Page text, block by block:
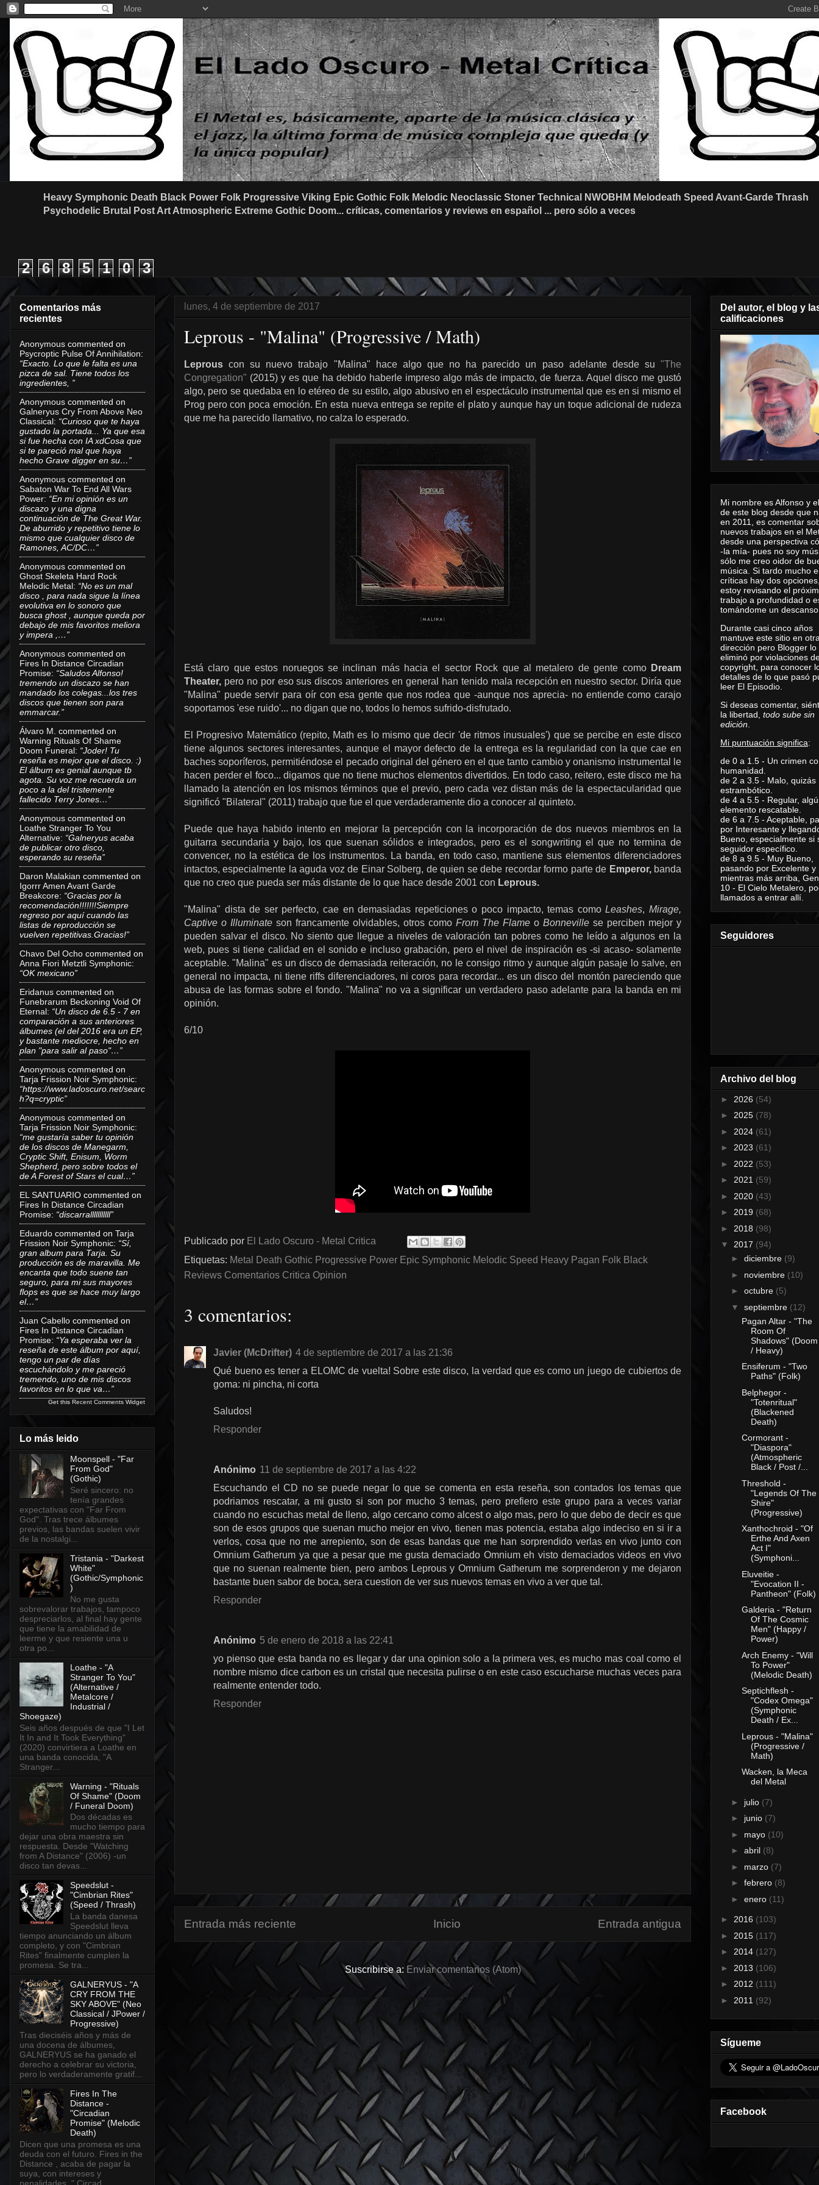
Heavy Symphonic Death Black Power Folk Progressive Viking Epic Gothic Folk Melodic Neoclassic Stoner Technical NWOBHM Melodeath Speed Avant-Garde Thrash
Psychodelic Brutal Post Art Atmospheric Extreme Gothic Doom... críticas, comentarios y reviews en español ... pero sólo a veces
2 6 8 5 1 0 3
lunes, 4 de septiembre de 2017
Leprous - "Malina" (Progressive / Math)
Leprous con su nuevo trabajo "Malina" hace algo que no ha parecido un paso adelante desde su "The
Congregation" (2015) y es que ha debido haberle impreso algo más de impacto, de fuerza. Aquel disco me gustó
algo, pero se quedaba en lo etéreo de su estilo, algo abusivo en el espectáculo instrumental que es en si mismo el
Prog pero con poca emoción. En esta nueva entrega se repite el plato y aunque hay un toque adicional de rudeza
que me ha parecido llamativo, no calza lo esperado.
Está claro que estos noruegos se inclinan más hacia el sector Rock que al metalero de gente como Dream
Theater, pero no por eso sus discos anteriores en general han tenido mala recepción en nuestro sector. Diría que
"Malina" puede servir para oír con esa gente que nos rodea que -aunque nos aprecia- no entiende como carajo
soportamos 'ese ruido'... no digan que no, todos lo hemos sufrido-disfrutado.
El Progresivo Matemático (repito, Math es lo mismo que decir 'de ritmos inusuales') que se percibe en este disco
tiene algunos sectores interesantes, aunque el mayor defecto de la entrega es la regularidad con la que cae en
baches soporíferos, permitiéndose el pecado original del género en el que tanto cambio y onanismo instrumental le
hacen perder el foco... digamos que no tiene muchos elementos divertidos. En todo caso, reitero, este disco me ha
llamado la atención en los mismos términos que el previo, pero cada vez distan más de la espectacularidad que
significó "Bilateral" (2011) trabajo que fue el que verdaderamente dio a conocer al quinteto.
Puede que haya habido intento en mejorar la percepción con la incorporación de dos nuevos miembros en la
guitarra secundaria y bajo, los que suenan sólidos e integrados, pero es el songwriting el que no termina de
convencer, no la estética de los instrumentos. La banda, en todo caso, mantiene sus elementos diferenciadores
intactos, especialmente la aguda voz de Einar Solberg, de quien se debe recordar formo parte de Emperor,banda
que no creo que pueda ser más distante de lo que hace desde 2001 con Leprous.
"Malina" dista de ser perfecto, cae en demasiadas repeticiones o poco impacto, temas comoLeashes,Mirage,
Captive o Illuminate son francamente olvidables, otros como From The Flame o Bonneville se perciben mejor y
pueden salvar el disco. No siento que llegue a niveles de valoración tan pobres como he leído a algunos en la
web, pues si tiene calidad en el sonido e incluso grabación, pero el nivel de inspiración es -si acaso- solamente
aceptable. "Malina" es un disco de demasiada reiteración, no le consigo ritmo y aunque algún pasaje lo salve, en
general no impacta, ni tiene riffs diferenciadores, ni coros para recordar... es un disco del montón pareciendo que
abusa de las formas sobre el fondo. "Malina" no va a significar un verdadero paso adelante para la banda en mi
opinión.
6/10
Publicado por El Lado Oscuro - Metal Critica
Etiquetas: Metal Death Gothic Progressive Power Epic Symphonic Melodic Speed Heavy Pagan Folk Black
Reviews Comentarios Critica Opinion
3 comentarios:
Javier (McDrifter) 4 de septiembre de 2017 a las 21:36
Qué bueno es tener a ELOMC de vuelta! Sobre este disco, la verdad que es como un juego de cubiertos de
goma: ni pincha, ni corta
Saludos!
Responder
Anónimo 11 de septiembre de 2017 a las 4:22
Escuchando el CD no se puede negar lo que se comenta en esta reseña, son contados los temas que
podriamos rescatar, a mi gusto si son por mucho 3 temas, pero prefiero este grupo para a veces variar
cuando no escuchas metal de lleno, algo cercano como alcest o algo mas, pero lo que debo de decir es que
son de esos grupos que suenan mucho mejor en vivo, tienen mas potencia, estaba algo indeciso en si ir a
verlos, cosa que no me arrepiento, son de esas bandas que me han sorprendido verlas en vivo junto con
Omnium Gatherum ya que a pesar que me gusta demaciado Omnium eh visto demaciados videos en vivo
que no suenan realmente bien, pero ambos Leprous y Omnium Gatherum me sorprenderon y me dejaron
bastante buen sabor de boca, sera cuestion de ver sus nuevos temas en vivo a ver que tal.
Responder
Anónimo 5 de enero de 2018 a las 22:41
yo pienso que esta banda no es llegar y dar una opinion solo a la primera ves, es mucho mas coal como el
nombre mismo dice carbon es un cristal que necesita pulirse o en este caso escucharse muchas veces para
realmente entender todo.
Responder
Entrada más reciente Entrada antigua
Inicio
Suscribirse a: Enviar comentarios (Atom)
Comentarios más
recientes
Anonymous commented on
Psycroptic Pulse Of Annihilation:
“Exacto. Lo que le falta es una
pizca de sal. Tiene todos los
ingredientes, ”
Anonymous commented on
Galneryus Cry From Above Neo
Classical: “Curioso que te haya
gustado la portada... Ya que esa
si fue hecha con IA xdCosa que
si te pareció mal que haya
hecho Grave digger en su…”
Anonymous commented on
Sabaton War To End All Wars
Power: “En mi opinión es un
discazo y una digna
continuación de The Great War.
De aburrido y repetitivo tiene lo
mismo que cualquier disco de
Ramones, AC/DC…”
Anonymous commented on
Ghost Skeleta Hard Rock
Melodic Metal: “No es un mal
disco , para nada sigue la línea
evolutiva en lo sonoro que
busca ghost , aunque queda por
debajo de mis favoritos meliora
y impera ,…”
Anonymous commented on
Fires In Distance Circadian
Promise: “Saludos Alfonso!
tremendo un discazo se han
mandado los colegas...los tres
discos que tienen son para
emmarcar.”
Álvaro M. commented on
Warning Rituals Of Shame
Doom Funeral: “Joder! Tu
reseña es mejor que el disco. :)
El álbum es genial aunque tb
agota. Su voz me recuerda un
poco a la del tristemente
fallecido Terry Jones…”
Anonymous commented on
Loathe Stranger To You
Alternative: “Galneryus acaba
de publicar otro disco,
esperando su reseña”
Daron Malakian commented on
Igorrr Amen Avant Garde
Breakcore: “Gracias por la
recomendación!!!!!!!Siempre
regreso por aquí cuando las
listas de reproducción se
vuelven repetitivas.Gracias!”
Chavo Del Ocho commented on
Anna Fiori Metztli Symphonic:
“OK mexicano”
Eridanus commented on
Funebrarum Beckoning Void Of
Eternal: “Un disco de 6.5 - 7 en
comparación a sus anteriores
álbumes (el del 2016 era un EP,
y bastante mediocre, hecho en
plan "para salir al paso"…”
Anonymous commented on
Tarja Frission Noir Symphonic:
“https://www.ladoscuro.net/searc
h?q=cryptic”
Anonymous commented on
Tarja Frission Noir Symphonic:
“me gustaría saber tu opinión
de los discos de Manegarm,
Cryptic Shift, Enisum, Worm
Shepherd, pero sobre todos el
de A Forest of Stars el cual…”
EL SANTUARIO commented on
Fires In Distance Circadian
Promise: “discarralllllllllll”
Eduardo commented on Tarja
Frission Noir Symphonic: “Sí,
gran album para Tarja. Su
producción es de maravilla. Me
encanta que todo suene tan
seguro, para mi sus mayores
flops es que se hace muy largo
el…”
Juan Cabello commented on
Fires In Distance Circadian
Promise: “Ya esperaba ver la
reseña de este álbum por aquí,
tengo un par de días
escuchándolo y me pareció
tremendo, uno de mis discos
favoritos en lo que va…”
Get this Recent Comments Widget
Lo más leido
Moonspell - "Far
From God"
(Gothic)
Seré sincero: no
tenía grandes
expectativas con "Far From
God". Tras trece álbumes
previos, las bandas suelen vivir
de la nostalgi...
Tristania - "Darkest
White"
(Gothic/Symphonic
)
No me gusta
sobrevalorar trabajos, tampoco
despreciarlos, al final hay gente
que tiene la amabilidad de
leerme y que resiente una u
otra po...
Loathe - "A
Stranger To You"
(Alternative /
Metalcore /
Industrial /
Shoegaze)
Seis años después de que "I Let
It In and It Took Everything"
(2020) convirtiera a Loathe en
una banda conocida, "A
Stranger...
Warning - "Rituals
Of Shame" (Doom
/ Funeral Doom)
Dos décadas es
mucho tiempo para
dejar una obra maestra sin
respuesta. Desde "Watching
from A Distance" (2006) -un
disco tan devas...
Speedslut -
"Cimbrian Rites"
(Speed / Thrash)
La banda danesa
Speedslut lleva
tiempo anunciando un álbum
completo, y con "Cimbrian
Rites" finalmente cumplen la
promesa. Se tra...
GALNERYUS - "A
CRY FROM THE
SKY ABOVE" (Neo
Classical / JPower /
Progressive)
Tras dieciséis años y más de
una docena de álbumes,
GALNERYUS se ha ganado el
derecho a celebrar su victoria,
pero lo verdaderamente gratif...
Fires In The
Distance -
"Circadian
Promise" (Melodic
Death)
Dicen que una promesa es una
deuda con el futuro. Fires in the
Distance , acaba de pagar la
suya, con intereses y
penalidades. " Circad...
Del autor, el blog y
calificaciones
Mi nombre es Alfonso y
de este blog desde que
en 2011, es comentar
nuevos trabajos en el
desde una perspectiva
-la mía- pues no soy
sólo me creo oidor de
música. Si tardo mucho
críticas hay dos
estoy revisando el
trabajo a profundidad o
tomándome un
Durante casi cinco años
mantuve este sitio en
dirección pero Blogger lo
eliminó por violaciones
copyright, para conocer
detalles de lo que pasó
leer El Episodio
Si deseas comentar,
la libertad, todo sube sin
edición
Mi puntuación significa:
de 0 a 1.5 - Un crimen
humanidad.
de 2 a 3.5 - Malo, quizás
estrambótico.
de 4 a 5.5 - Regular,
elemento rescatable.
de 6 a 7.5 - Aceptable,
por Interesante y
Bueno, especialmente si
seguidor específico.
de 8 a 9.5 - Muy Bueno,
pasando por Excelente y
mientras más arriba,
10 - El Cielo Metalero,
llamados a entrar allí.
Seguidores
Archivo del blog
► 2026 (54)
► 2025 (78)
► 2024 (61)
► 2023 (61)
► 2022 (53)
► 2021 (59)
► 2020 (43)
► 2019 (68)
► 2018 (98)
▼ 2017 (94)
► diciembre (9)
► noviembre (10)
► octubre (5)
▼ septiembre (12)
Pagan Altar - "The
Room Of
Shadows" (Doom
/ Heavy)
Ensiferum - "Two
Paths" (Folk)
Belphegor -
"Totenritual"
(Blackened
Death)
Cormorant -
"Diaspora"
(Atmospheric
Black / Post /...
Threshold -
"Legends Of The
Shire"
(Progressive)
Xanthochroid - "Of
Erthe And Axen
Act I"
(Symphoni...
Eluveitie -
"Evocation II -
Pantheon" (Folk)
Galderia - "Return
Of The Cosmic
Men" (Happy /
Power)
Arch Enemy - "Will
To Power"
(Melodic Death)
Septichflesh -
"Codex Omega"
(Symphonic
Death / Ex...
Leprous - "Malina"
(Progressive /
Math)
Wacken, la Meca
del Metal
► julio (7)
► junio (7)
► mayo (10)
► abril (8)
► marzo (7)
► febrero (8)
► enero (11)
► 2016 (103)
► 2015 (117)
► 2014 (127)
► 2013 (106)
► 2012 (111)
► 2011 (92)
Sígueme
Facebook